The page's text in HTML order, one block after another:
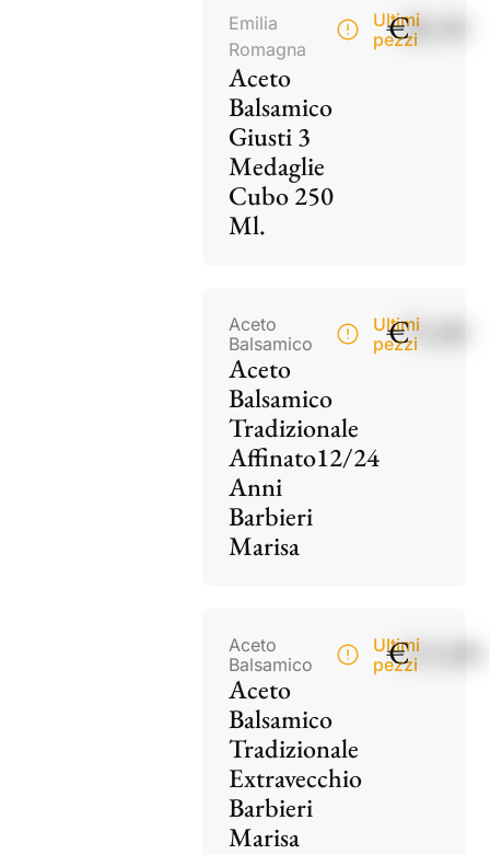
Emilia
Romagna
Aceto
Balsamico
Giusti 3
Medaglie
Cubo 250
Ml.
Ultimi
pezzi
€28,50
Aceto
Balsamico
Aceto
Balsamico
Tradizionale
Affinato12/24
Anni
Barbieri
Marisa
Ultimi
pezzi
€75,00
Aceto
Balsamico
Aceto
Balsamico
Tradizionale
Extravecchio
Barbieri
Marisa
Ultimi
pezzi
€115,00